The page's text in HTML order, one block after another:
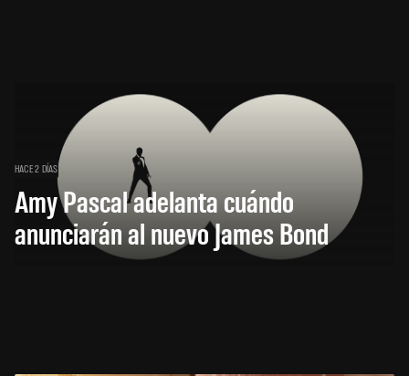
HACE 2 DÍAS
Amy Pascal adelanta cuándo
anunciarán al nuevo James Bond